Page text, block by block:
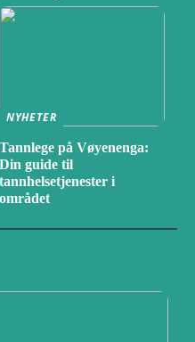
NYHETER
Tannlege på Vøyenenga:
Din guide til
tannhelsetjenester i
området